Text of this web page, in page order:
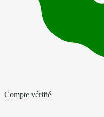
Compte vérifié